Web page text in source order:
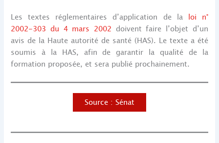
Les textes réglementaires d’application de la loi n°
2002-303 du 4 mars 2002 doivent faire l’objet d’un
avis de la Haute autorité de santé (HAS). Le texte a été
soumis à la HAS, afin de garantir la qualité de la
formation proposée, et sera publié prochainement.
Source : Sénat